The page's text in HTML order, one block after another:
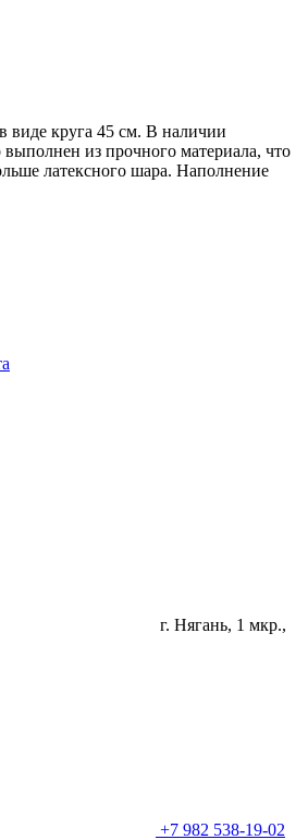
круга 45 см. В наличии
из прочного материала, что
латексного шара. Наполнение
г. Нягань, 1 мкр.,
+7 982 538-19-02